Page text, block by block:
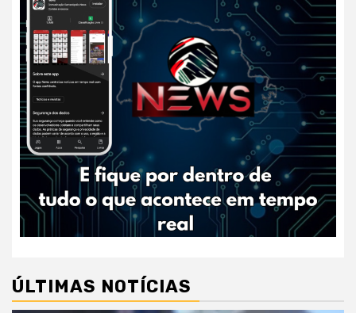
ÚLTIMAS NOTÍCIAS